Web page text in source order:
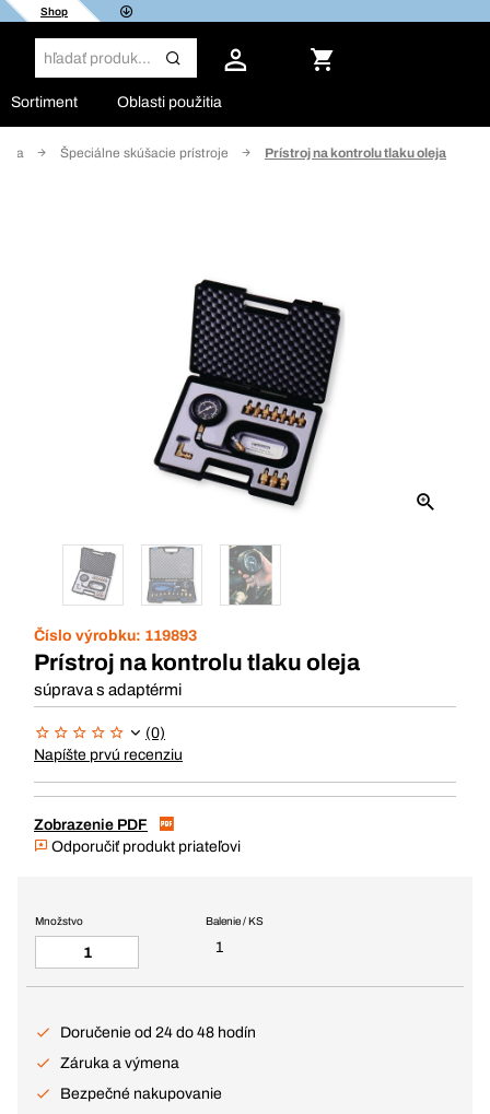
Shop
Sortiment Oblasti použitia
Špeciálne skúšacie prístroje Prístroj na kontrolu tlaku oleja
Číslo výrobku: 119893
Prístroj na kontrolu tlaku oleja
súprava s adaptérmi
(0)
Napíšte prvú recenziu
Zobrazenie PDF
Odporučiť produkt priateľovi
Balenie / KS
1
Množstvo
Doručenie od 24 do 48 hodín
Záruka a výmena
Bezpečné nakupovanie